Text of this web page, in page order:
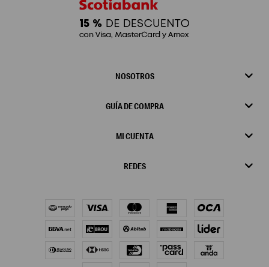
NOSOTROS
GUÍA DE COMPRA
MI CUENTA
REDES